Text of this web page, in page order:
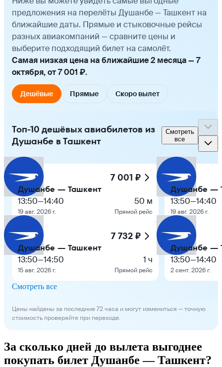
предложения на перелёты Душанбе — Ташкент на
ближайшие даты. Прямые и стыковочные рейсы
разных авиакомпаний — сравните цены и
выберите подходящий билет на самолёт.
Самая низкая цена на ближайшие 2 месяца — 7
октября, от 7 001 ₽.
Дешёвые Прямые Скоро вылет
Топ-10 дешёвых авиабилетов из
Душанбе в Ташкент
Смотреть
все
7 001 ₽
Душанбе — Ташкент
13:50—14:40
19 авг. 2026 г.
50 м
Прямой рейс
7 732 ₽
Душанбе — Ташкент
13:50—14:50
15 авг. 2026 г.
1 ч
Прямой рейс
Душанбе —
13:50—14:40
19 авг. 2026 г.
Душанбе —
13:50—14:40
2 сент. 2026 г.
Смотреть все
Цены найдены за последние 72 часа и могут измениться — точную
стоимость проверяйте при переходе.
За сколько дней до вылета выгоднее
покупать билет Душанбе — Ташкент?